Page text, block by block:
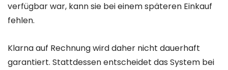
verfügbar war, kann sie bei einem späteren Einkauf
fehlen.
Klarna auf Rechnung wird daher nicht dauerhaft
garantiert. Stattdessen entscheidet das System bei